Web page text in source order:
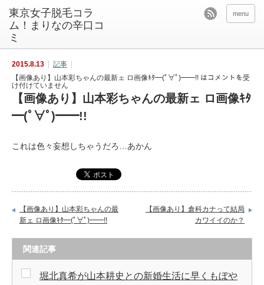
東京女子脱毛コラ
ム！まりなの辛口コ
ミ
menu
2015.8.13
記事
【画像あり】山本彩ちゃんの最新ェ ロ画像ｷﾀ━(ﾟ∀ﾟ)━━!! はコメントを受
け付けていません
【画像あり】山本彩ちゃんの最新ェ ロ画像ｷﾀ
━(ﾟ∀ﾟ)━━!!
これは色々妄想しちゃうだろ…あかん
【画像あり】山本彩ちゃんの最
新ェ ロ画像ｷﾀ━(ﾟ∀ﾟ)━━!!
【画像あり】倉科カナって結局
カワイイのか？
関連記事
堀北真希が山本耕史との新婚生活に早くもぼや